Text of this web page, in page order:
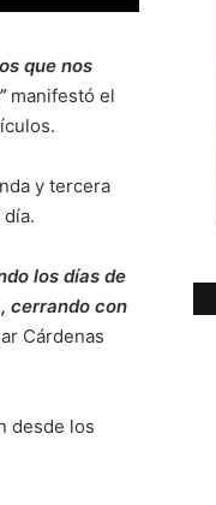
que nos
manifestó el
y tercera
los días de
cerrando con
Cárdenas
desde los